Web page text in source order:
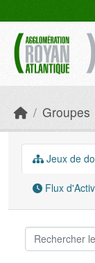
Groupes
Jeux de
Flux